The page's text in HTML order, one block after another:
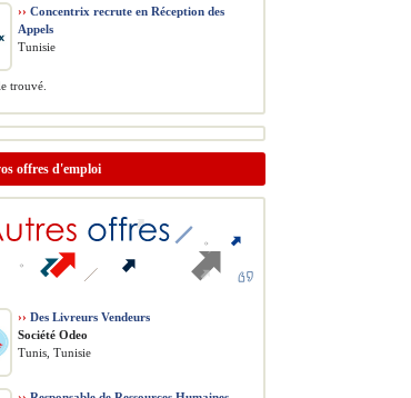
›› Concentrix recrute en Réception des
Appels
Tunisie
trouvé.
offres d'emploi
›› Des Livreurs Vendeurs
Société Odeo
Tunis, Tunisie